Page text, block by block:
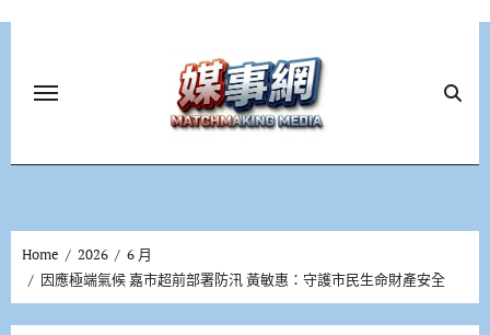
Home 2026
6 月
因應極端氣候 嘉市超前部署防汛 黃敏惠：守護市民生命財產安全